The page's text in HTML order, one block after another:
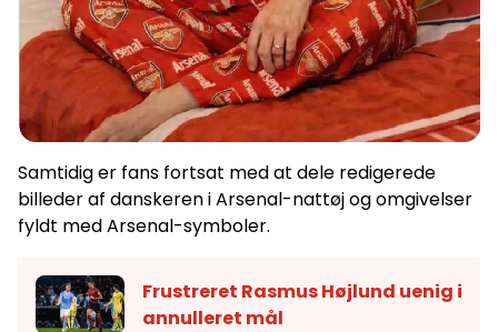
Samtidig er fans fortsat med at dele redigerede
billeder af danskeren i Arsenal-nattøj og omgivelser
fyldt med Arsenal-symboler.
Frustreret Rasmus Højlund uenig i
annulleret mål